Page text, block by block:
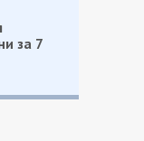
за 7